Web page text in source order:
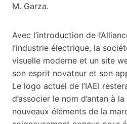
M. Garza.
Avec l’introduction de
l’industrie électrique, la
visuelle moderne et un site
son esprit novateur et son
Le logo actuel de l’IAEI
d’associer le nom d’antan à
nouveaux éléments de la